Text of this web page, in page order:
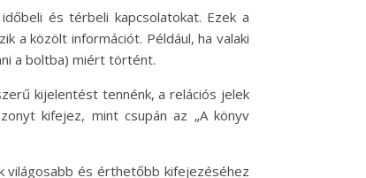
és térbeli kapcsolatokat. Ezek a
a közölt információt. Például, ha valaki
a boltba) miért történt.
kijelentést tennénk, a relációs jelek
kifejez, mint csupán az „A könyv
világosabb és érthetőbb kifejezéséhez